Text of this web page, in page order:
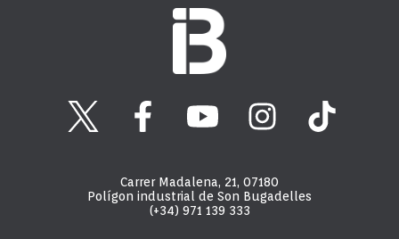
Carrer Madalena, 21, 07180
Polígon industrial de Son Bugadelles
(+34) 971 139 333